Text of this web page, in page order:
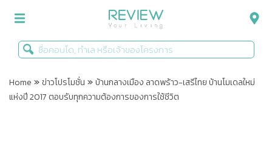
รีวิวคอนโด
Home »ข่าวโปรโมชั่น »บ้านกลางเมือง ลาดพร้าว-เสรีไทย บ้านโมเดลใหม่
แห่งปี 2017 ตอบรับทุกความต้องการของการใช้ชีวิต